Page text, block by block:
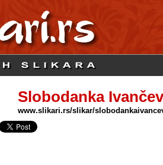
Slobodanka
www.slikari.rs/slikar/